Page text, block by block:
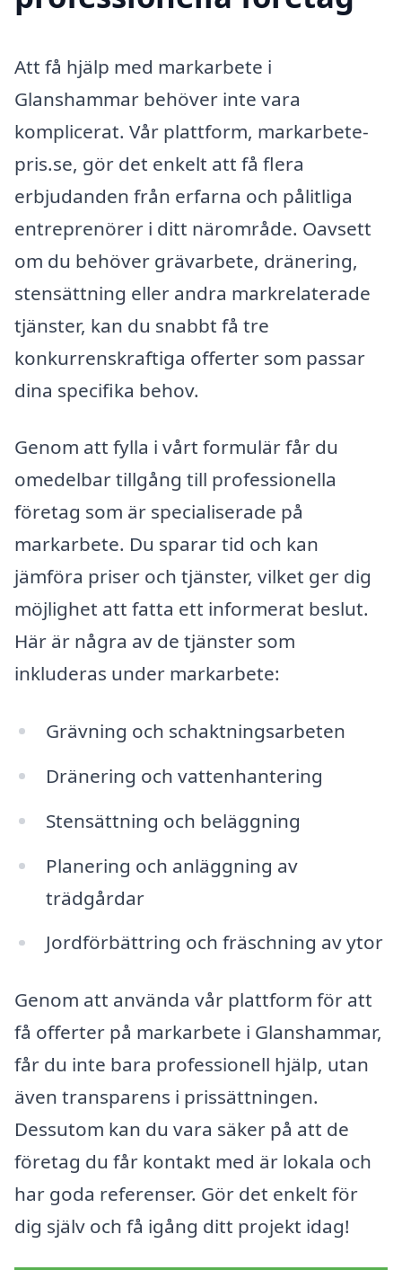
Att få hjälp med markarbete i
Glanshammar behöver inte vara
komplicerat. Vår plattform, markarbete-
pris.se, gör det enkelt att få flera
erbjudanden från erfarna och pålitliga
entreprenörer i ditt närområde. Oavsett
om du behöver grävarbete, dränering,
stensättning eller andra markrelaterade
tjänster, kan du snabbt få tre
konkurrenskraftiga offerter som passar
dina specifika behov.
Genom att fylla i vårt formulär får du
omedelbar tillgång till professionella
företag som är specialiserade på
markarbete. Du sparar tid och kan
jämföra priser och tjänster, vilket ger dig
möjlighet att fatta ett informerat beslut.
Här är några av de tjänster som
inkluderas under markarbete:
Grävning och schaktningsarbeten
Dränering och vattenhantering
Stensättning och beläggning
Planering och anläggning av
trädgårdar
Jordförbättring och fräschning av ytor
Genom att använda vår plattform för att
få offerter på markarbete i Glanshammar,
får du inte bara professionell hjälp, utan
även transparens i prissättningen.
Dessutom kan du vara säker på att de
företag du får kontakt med är lokala och
har goda referenser. Gör det enkelt för
dig själv och få igång ditt projekt idag!